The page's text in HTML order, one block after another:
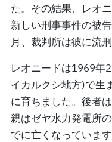
た。その結果、レオ
新しい刑事事件の被
月、裁判所は彼に流
レオニードは1969年
イカルクシ地方)で生
に育ちました。後者
親はゼヤ水力発電所
でに亡くなっています